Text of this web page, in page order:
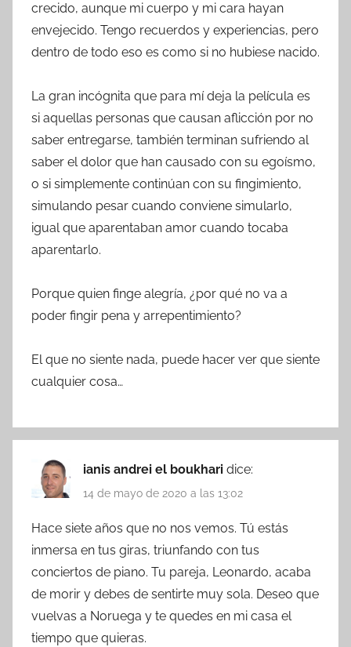
crecido, aunque mi cuerpo y mi cara hayan
envejecido. Tengo recuerdos y experiencias, pero
dentro de todo eso es como si no hubiese nacido.
La gran incógnita que para mí deja la película es
si aquellas personas que causan aflicción por no
saber entregarse, también terminan sufriendo al
saber el dolor que han causado con su egoísmo,
o si simplemente continúan con su fingimiento,
simulando pesar cuando conviene simularlo,
igual que aparentaban amor cuando tocaba
aparentarlo.
Porque quien finge alegría, ¿por qué no va a
poder fingir pena y arrepentimiento?
El que no siente nada, puede hacer ver que siente
cualquier cosa…
ianis andrei el boukhari dice:
14 de mayo de 2020 a las 13:02
Hace siete años que no nos vemos. Tú estás
inmersa en tus giras, triunfando con tus
conciertos de piano. Tu pareja, Leonardo, acaba
de morir y debes de sentirte muy sola. Deseo que
vuelvas a Noruega y te quedes en mi casa el
tiempo que quieras.